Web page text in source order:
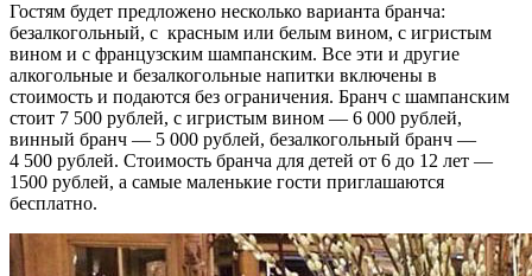
Гостям будет предложено несколько варианта бранча:
безалкогольный, с красным или белым вином, с игристым
вином и с французским шампанским. Все эти и другие
алкогольные и безалкогольные напитки включены в
стоимость и подаются без ограничения. Бранч с шампанским
стоит 7 500 рублей, с игристым вином — 6 000 рублей,
винный бранч — 5 000 рублей, безалкогольный бранч —
4 500 рублей. Стоимость бранча для детей от 6 до 12 лет —
1500 рублей, а самые маленькие гости приглашаются
бесплатно.